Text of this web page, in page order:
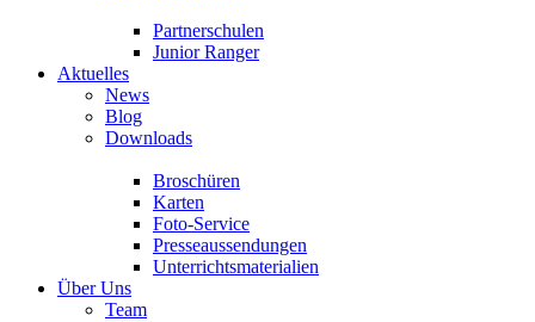
Partnerschulen
Junior Ranger
Aktuelles
News
Blog
Downloads
Broschüren
Karten
Foto-Service
Presseaussendungen
Unterrichtsmaterialien
Über Uns
Team